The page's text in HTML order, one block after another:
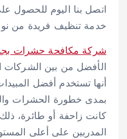
اتصل بنا اليوم للحصول
خدمة تنظيف فريدة من
شركة مكافحة حشرات
الأفضل من بين الشركات
أنها تستخدم أفضل
بمدى خطورة الحشرات
كانت زاحفة أو طائرة،
المدربين على أعلى